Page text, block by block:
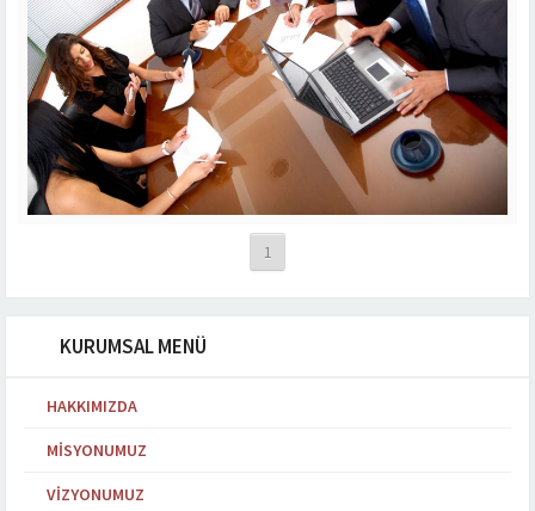
1
KURUMSAL MENÜ
HAKKIMIZDA
MISYONUMUZ
VIZYONUMUZ